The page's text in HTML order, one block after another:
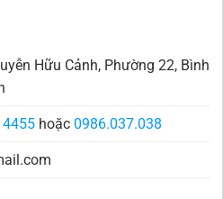
Hữu Cảnh, Phường 22, Bình
hoặc 0986.037.038